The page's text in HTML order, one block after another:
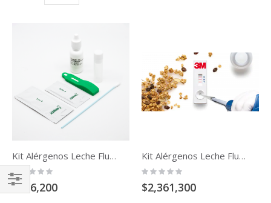
Kit Alérgenos Leche Flujo Lateral
Rating:
0%
$826,200
Kit Alérgenos Leche Flujo Lateral
Rating:
0%
$2,361,300
Comprar